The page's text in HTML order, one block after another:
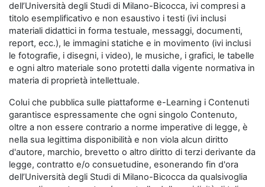
dell’Università degli Studi di Milano-Bicocca, ivi compresi a
titolo esemplificativo e non esaustivo i testi (ivi inclusi
materiali didattici in forma testuale, messaggi, documenti,
report, ecc.), le immagini statiche e in movimento (ivi inclusi
le fotografie, i disegni, i video), le musiche, i grafici, le tabelle
e ogni altro materiale sono protetti dalla vigente normativa in
materia di proprietà intellettuale.
Colui che pubblica sulle piattaforme e-Learning i Contenuti
garantisce espressamente che ogni singolo Contenuto,
oltre a non essere contrario a norme imperative di legge, è
nella sua legittima disponibilità e non viola alcun diritto
d'autore, marchio, brevetto o altro diritto di terzi derivante da
legge, contratto e/o consuetudine, esonerando fin d'ora
dell’Università degli Studi di Milano-Bicocca da qualsivoglia